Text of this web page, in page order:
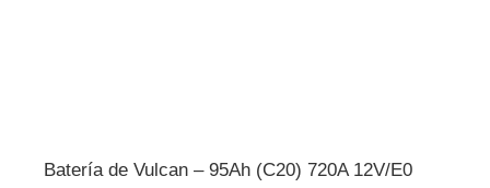
Batería de Vulcan – 95Ah (C20) 720A 12V/E0